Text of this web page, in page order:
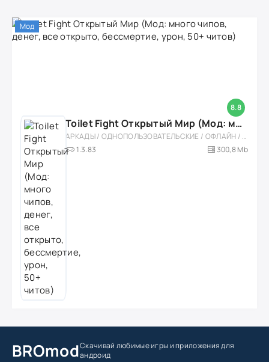
8.8
Мод
Toilet Fight Открытый Мир (Мод: много чипов, денег, все открыто, бессмертие, урон, 50+ читов)
АРКАДЫ / ОДНОПОЛЬЗОВАТЕЛЬСКИЕ / ОФЛАЙН / МОД / РОЛЕВЫЕ / ШУТЕРЫ / ОТКРЫТЫЙ МИР / ВСТРОЕННЫЙ КЕШ / 3D / ЭКШЕНЫ / ТУАЛЕТНЫЕ ВОЙНЫ / ДЛЯ ДЕТЕЙ
1.3.83
300,8 Mb
BROmodСкачивай любимые игрыи приложения для
андроид